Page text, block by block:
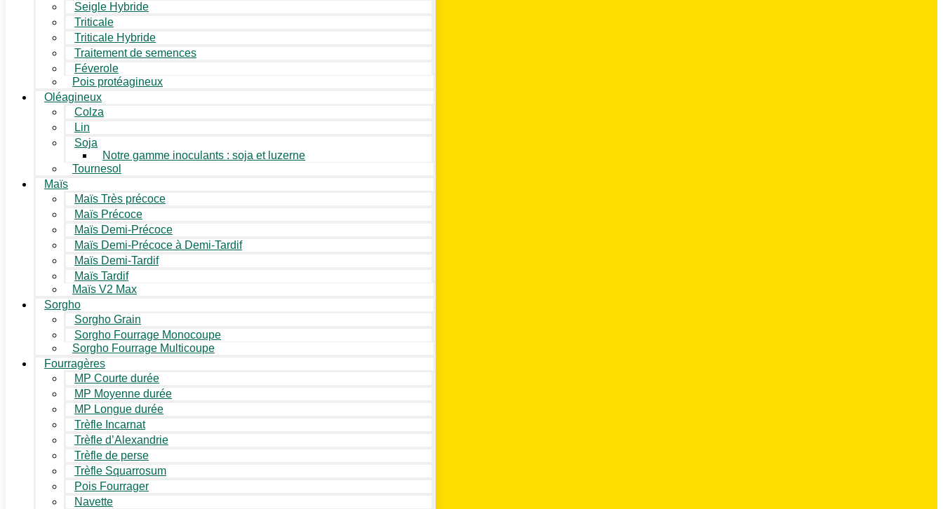
Seigle Hybride
Triticale
Triticale Hybride
Traitement de semences
Féverole
Pois protéagineux
Oléagineux
Colza
Lin
Soja
Notre gamme inoculants : soja et luzerne
Tournesol
Maïs
Maïs Très précoce
Maïs Précoce
Maïs Demi-Précoce
Maïs Demi-Précoce à Demi-Tardif
Maïs Demi-Tardif
Maïs Tardif
Maïs V2 Max
Sorgho
Sorgho Grain
Sorgho Fourrage Monocoupe
Sorgho Fourrage Multicoupe
Fourragères
MP Courte durée
MP Moyenne durée
MP Longue durée
Trèfle Incarnat
Trèfle d’Alexandrie
Trèfle de perse
Trèfle Squarrosum
Pois Fourrager
Navette